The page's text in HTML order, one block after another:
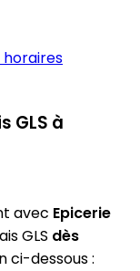
horaires
GLS à
avec Epicerie
GLS dès
ci-dessous :